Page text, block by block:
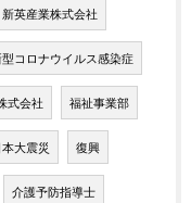
新英産業株式会社
型コロナウイルス感染症
式会社 福祉事業部
大震災 復興
介護予防指導士